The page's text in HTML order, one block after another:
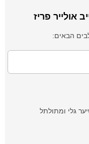
אולייר פריז
הבאים:
גלי ומתולתל